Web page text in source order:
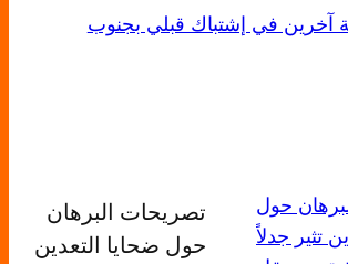
آخرين في إشتباك قبلي بجنوب
تصريحات البرهان
حول ضحايا التعدين